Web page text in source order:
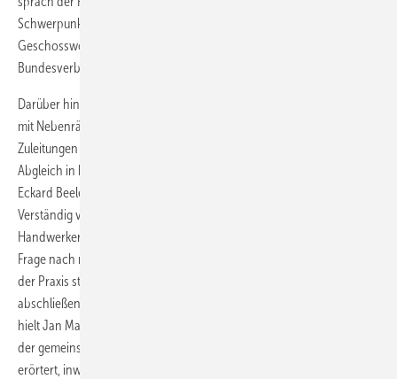
Schwerpunkt lag auf der energetischen Modernisierung im
Geschosswohnungsbau, vorgestellt durch Ingrid Vogler vom GdW
Bundesverband deutscher Wohnungs- und Immobilienunternehmen.
Darüber hinaus erläuterte Bernd Quiel von den Wieland Werken wie
mit Nebenräumen, Heizkreisverteilern und durchlaufenden
Zuleitungen zu verfahren ist. Den nachträglichen hydraulischen
Abgleich in bestehenden Fußbodenheizungen thematisierte Heinz-
Eckard Beele von TA Heimeier. Es folgte ein Vortrag von Hubert
Verständig von der shk-aktiv2 Unternehmensberatung: „Der
Handwerker als Verkäufer – Erfolgreiche Kundenansprache“. Der
Frage nach neuen Wegen für die Planung bzw. Gebäudesimulation in
der Praxis stellte sich Jürgen Langensiepen von ETU Software. Den
abschließenden Vortrag zur Auswahl von Hallenheizungssystemen
hielt Jan Martens von der FDS Fußbodenheizungssystem GmbH. In
der gemeinsamen Diskussions- und Fragerunde wurde schließlich
erörtert, inwiefern die Flächenheizung im Bestand Problem oder